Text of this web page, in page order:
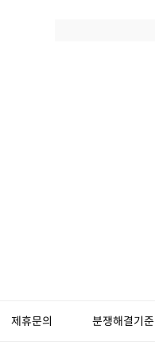
제휴문의 분쟁해결기준